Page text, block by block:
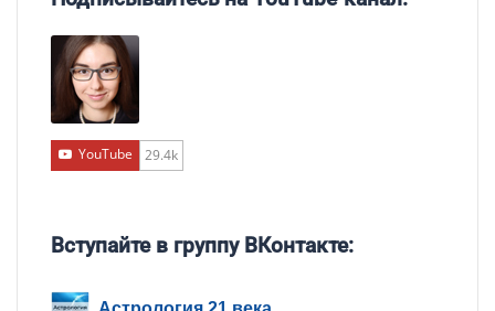
YouTube 29.4k
Вступайте в группу ВКонтакте: